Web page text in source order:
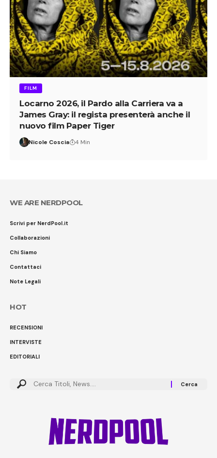
FILM
Locarno 2026, il Pardo alla Carriera va a
James Gray: il regista presenterà anche il
nuovo film Paper Tiger
Nicole Coscia 4 Min
WE ARE NERDPOOL
Scrivi per NerdPool.it
Collaborazioni
Chi Siamo
Contattaci
Note Legali
HOT
RECENSIONI
INTERVISTE
EDITORIALI